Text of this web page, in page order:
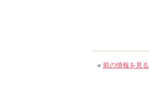
« 前の情報を見る